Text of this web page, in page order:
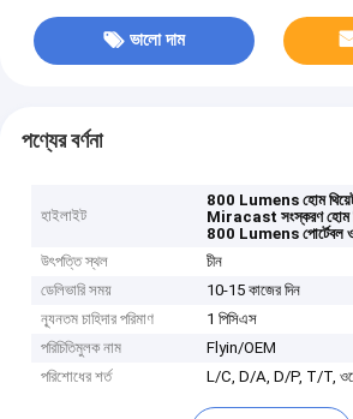
ভালো দাম
পণ্যের বর্ণনা
হাইলাইট
800 Lumens হোম
Miracast সংস্করণ হোম
800 Lumens পোর্টেবল
উৎপত্তি স্থল
চীন
ডেলিভারি সময়
10-15 কাজের দিন
ন্যূনতম চাহিদার পরিমাণ
1 পিসিএস
পরিচিতিমুলক নাম
Flyin/OEM
পরিশোধের শর্ত
L/C, D/A, D/P, T/T,